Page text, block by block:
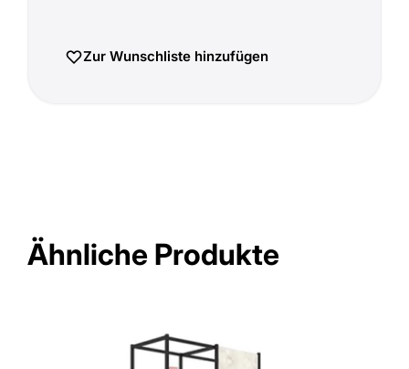
Zur Wunschliste hinzufügen
Ähnliche Produkte